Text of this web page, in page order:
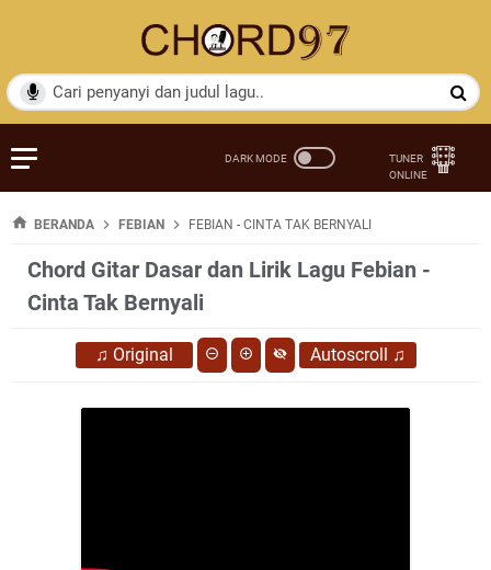
BERANDA FEBIAN FEBIAN - CINTA TAK BERNYALI
Chord Gitar Dasar dan Lirik Lagu Febian -
Cinta Tak Bernyali
♫ Original Autoscroll ♫